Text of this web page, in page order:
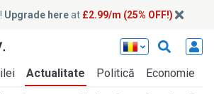
Upgrade hereat £2.99/m (25% OFF!)
Actualitate Politică Economie